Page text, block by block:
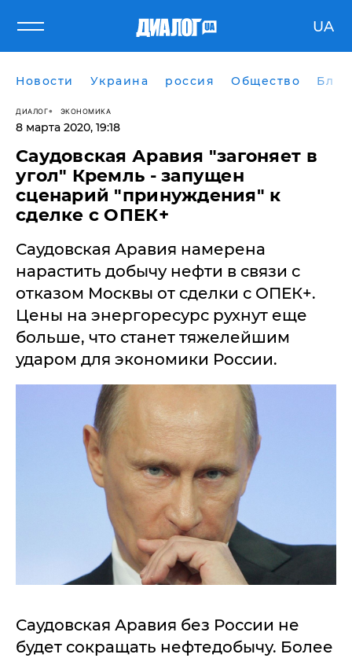
UA
Новости Украина россия Общество
ДИАЛОГ ЭКОНОМИКА
8 марта 2020, 19:18
Саудовская Аравия "загоняет в
угол" Кремль - запущен
сценарий "принуждения" к
сделке с ОПЕК+
Саудовская Аравия намерена
нарастить добычу нефти в связи с
отказом Москвы от сделки с ОПЕК+.
Цены на энергоресурс рухнут еще
больше, что станет тяжелейшим
ударом для экономики России.
Саудовская Аравия без России не
будет сокращать нефтедобычу. Более